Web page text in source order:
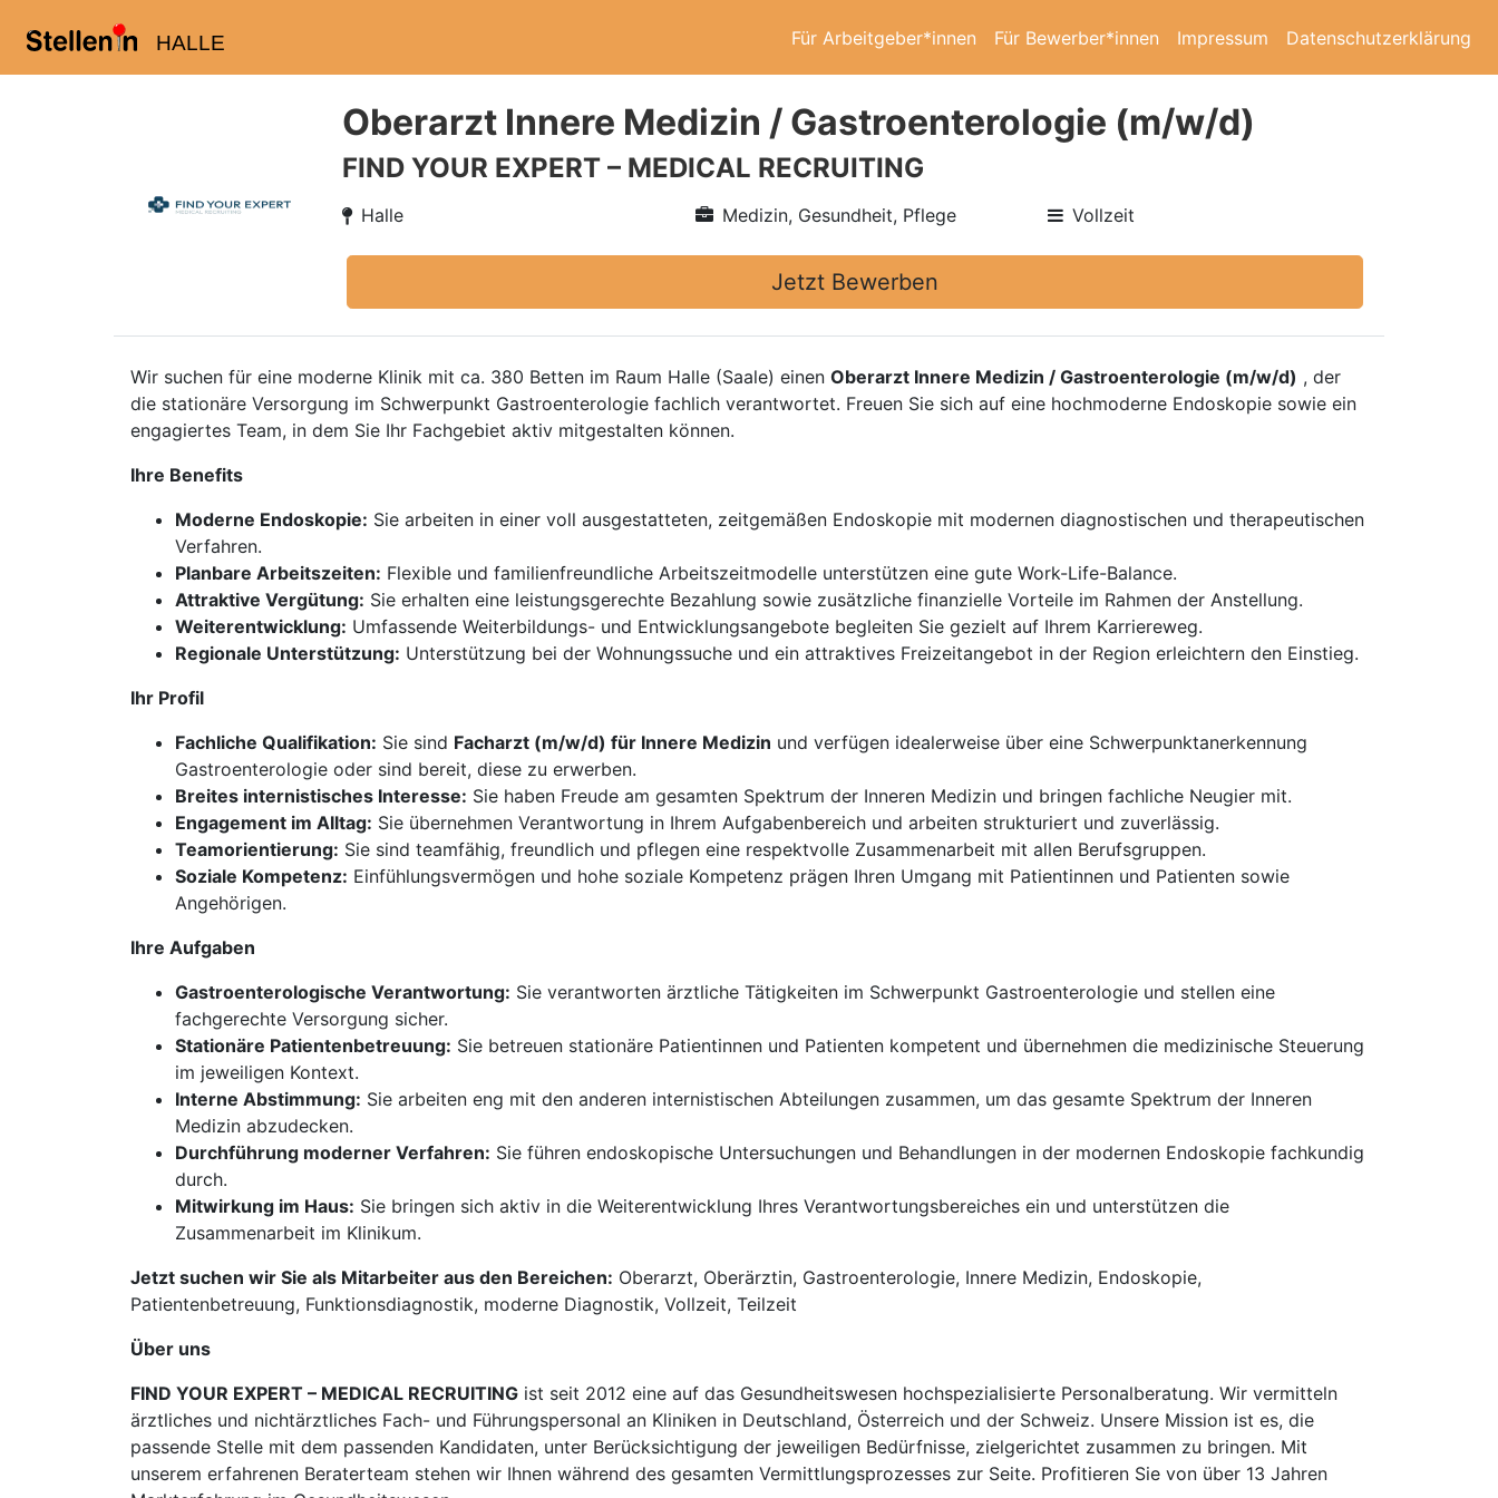
HALLE Für Arbeitgeber*innen Für Bewerber*innen Impressum Datenschutzerklärung
Oberarzt Innere Medizin / Gastroenterologie (m/w/d)
FIND YOUR EXPERT – MEDICAL RECRUITING
Halle Medizin, Gesundheit, Pflege Vollzeit
Jetzt Bewerben
Wir suchen für eine moderne Klinik mit ca. 380 Betten im Raum Halle (Saale) einen Oberarzt Innere Medizin / Gastroenterologie (m/w/d) , der
die stationäre Versorgung im Schwerpunkt Gastroenterologie fachlich verantwortet. Freuen Sie sich auf eine hochmoderne Endoskopie sowie ein
engagiertes Team, in dem Sie Ihr Fachgebiet aktiv mitgestalten können.
Ihre Benefits
Moderne Endoskopie: Sie arbeiten in einer voll ausgestatteten, zeitgemäßen Endoskopie mit modernen diagnostischen und therapeutischen
Verfahren.
Planbare Arbeitszeiten: Flexible und familienfreundliche Arbeitszeitmodelle unterstützen eine gute Work-Life-Balance.
Attraktive Vergütung: Sie erhalten eine leistungsgerechte Bezahlung sowie zusätzliche finanzielle Vorteile im Rahmen der Anstellung.
Weiterentwicklung: Umfassende Weiterbildungs- und Entwicklungsangebote begleiten Sie gezielt auf Ihrem Karriereweg.
Regionale Unterstützung: Unterstützung bei der Wohnungssuche und ein attraktives Freizeitangebot in der Region erleichtern den Einstieg.
Ihr Profil
Fachliche Qualifikation: Sie sind Facharzt (m/w/d) für Innere Medizin und verfügen idealerweise über eine Schwerpunktanerkennung
Gastroenterologie oder sind bereit, diese zu erwerben.
Breites internistisches Interesse: Sie haben Freude am gesamten Spektrum der Inneren Medizin und bringen fachliche Neugier mit.
Engagement im Alltag: Sie übernehmen Verantwortung in Ihrem Aufgabenbereich und arbeiten strukturiert und zuverlässig.
Teamorientierung: Sie sind teamfähig, freundlich und pflegen eine respektvolle Zusammenarbeit mit allen Berufsgruppen.
Soziale Kompetenz: Einfühlungsvermögen und hohe soziale Kompetenz prägen Ihren Umgang mit Patientinnen und Patienten sowie
Angehörigen.
Ihre Aufgaben
Gastroenterologische Verantwortung: Sie verantworten ärztliche Tätigkeiten im Schwerpunkt Gastroenterologie und stellen eine
fachgerechte Versorgung sicher.
Stationäre Patientenbetreuung: Sie betreuen stationäre Patientinnen und Patienten kompetent und übernehmen die medizinische Steuerung
im jeweiligen Kontext.
Interne Abstimmung: Sie arbeiten eng mit den anderen internistischen Abteilungen zusammen, um das gesamte Spektrum der Inneren
Medizin abzudecken.
Durchführung moderner Verfahren: Sie führen endoskopische Untersuchungen und Behandlungen in der modernen Endoskopie fachkundig
durch.
Mitwirkung im Haus: Sie bringen sich aktiv in die Weiterentwicklung Ihres Verantwortungsbereiches ein und unterstützen die
Zusammenarbeit im Klinikum.
Jetzt suchen wir Sie als Mitarbeiter aus den Bereichen: Oberarzt, Oberärztin, Gastroenterologie, Innere Medizin, Endoskopie,
Patientenbetreuung, Funktionsdiagnostik, moderne Diagnostik, Vollzeit, Teilzeit
Über uns
FIND YOUR EXPERT – MEDICAL RECRUITING ist seit 2012 eine auf das Gesundheitswesen hochspezialisierte Personalberatung. Wir vermitteln
ärztliches und nichtärztliches Fach- und Führungspersonal an Kliniken in Deutschland, Österreich und der Schweiz. Unsere Mission ist es, die
passende Stelle mit dem passenden Kandidaten, unter Berücksichtigung der jeweiligen Bedürfnisse, zielgerichtet zusammen zu bringen. Mit
unserem erfahrenen Beraterteam stehen wir Ihnen während des gesamten Vermittlungsprozesses zur Seite. Profitieren Sie von über 13 Jahren